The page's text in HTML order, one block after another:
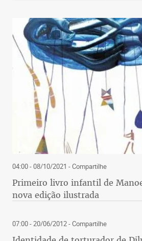
04:00 - 08/10/2021 - Compartilhe
Primeiro livro infantil de
nova edição ilustrada
07:00 - 20/06/2012- Compartilhe